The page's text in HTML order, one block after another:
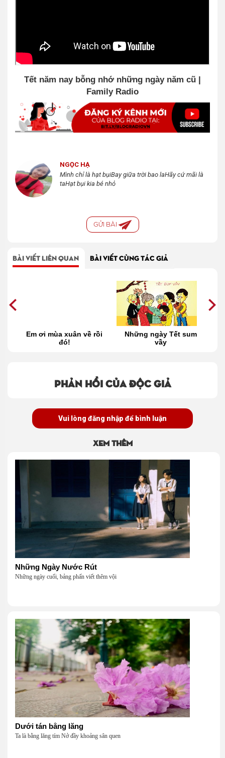
Tết năm nay bỗng nhớ những ngày năm cũ |
Family Radio
NGỌC HẠ
Mình chỉ là hạt bụiBay giữa trời bao laHãy cứ mãi là
taHạt bụi kia bé nhỏ
GỬI BÀI
BÀI VIẾT LIÊN QUAN BÀI VIẾT CÙNG TÁC GIẢ
Em ơi mùa xuân về rồi
đó!
Những ngày Tết sum
vầy
Phản hồi của độc giả
Vui lòng đăng nhập để bình luận
Xem thêm
Những Ngày Nước Rút
Những ngày cuối, bảng phấn viết thêm vội
Dưới tán bằng lăng
Ta là bằng lăng tím Nở đầy khoảng sân quen